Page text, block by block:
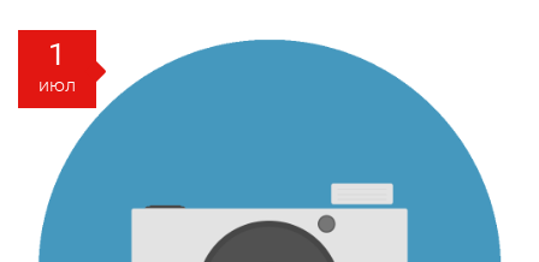
1
июл